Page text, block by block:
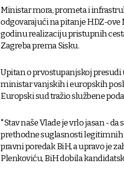
Ministar mora, prometa i
odgovarajući na pitanje HDZ-ove
godinu realizaciju pristupnih
Zagreba prema Sisku.
Upitan o prvostupanjskoj
ministar vanjskih i europskih
Europski sud tražio službene
"Stav naše Vlade je vrlo jasan -
prethodne suglasnosti legitimnih
pravni poredak BiH, a upravo je
Plenkoviću, BiH dobila